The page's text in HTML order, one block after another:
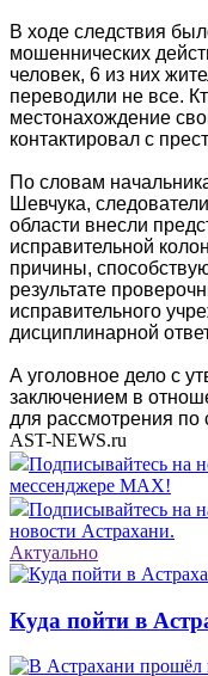
В ходе следствия
мошеннических
человек, 6 из них
переводили не все.
местонахождение
контактировал с
По словам
Шевчука,
области внесли
исправительной
причины,
результате
исправительного
дисциплинарной
А уголовное дело с
заключением в
для рассмотрения по
AST-NEWS.ru
Подписывайтесь на
мессенджере MAX!
Подписывайтесь на
новости Астрахани.
Актуально
Куда пойти в